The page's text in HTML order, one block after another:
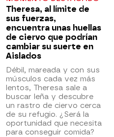
Theresa, al límite de
sus fuerzas,
encuentra unas huellas
de ciervo que podrían
cambiar su suerte en
Aislados
Débil, mareada y con sus
músculos cada vez más
lentos, Theresa sale a
buscar leña y descubre
un rastro de ciervo cerca
de su refugio. ¿Será la
oportunidad que necesita
para conseguir comida?